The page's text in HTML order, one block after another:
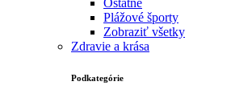
Plážové športy
Zobraziť všetky
Zdravie a krása
Podkategórie